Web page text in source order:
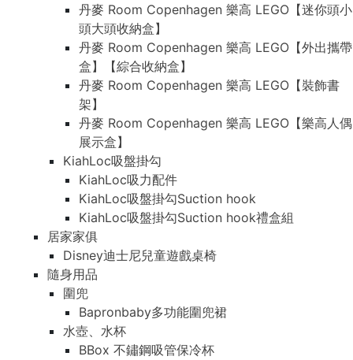
丹麥 Room Copenhagen 樂高 LEGO【迷你頭小
頭大頭收納盒】
丹麥 Room Copenhagen 樂高 LEGO【外出攜帶
盒】【綜合收納盒】
丹麥 Room Copenhagen 樂高 LEGO【裝飾書
架】
丹麥 Room Copenhagen 樂高 LEGO【樂高人偶
展示盒】
KiahLoc吸盤掛勾
KiahLoc吸力配件
KiahLoc吸盤掛勾Suction hook
KiahLoc吸盤掛勾Suction hook禮盒組
居家家俱
Disney迪士尼兒童遊戲桌椅
隨身用品
圍兜
Bapronbaby多功能圍兜裙
水壺、水杯
BBox 不鏽鋼吸管保冷杯